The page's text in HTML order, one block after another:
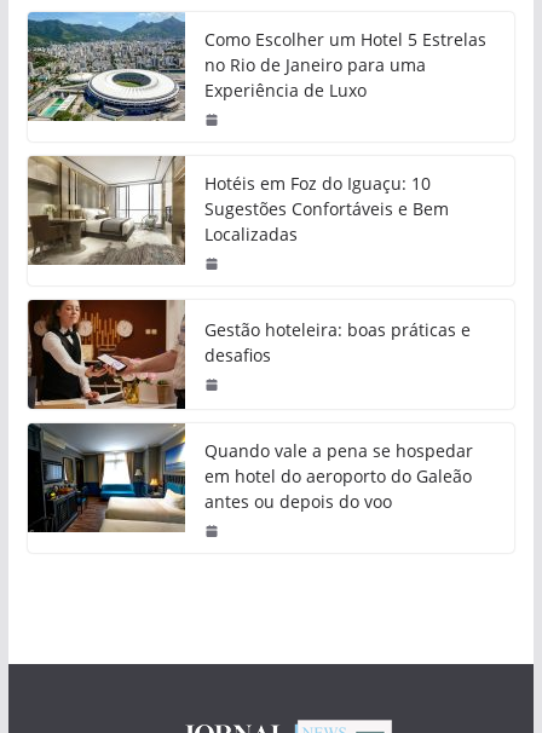
Como Escolher um Hotel 5 Estrelas
no Rio de Janeiro para uma
Experiência de Luxo
Hotéis em Foz do Iguaçu: 10
Sugestões Confortáveis e Bem
Localizadas
Gestão hoteleira: boas práticas e
desafios
Quando vale a pena se hospedar
em hotel do aeroporto do Galeão
antes ou depois do voo